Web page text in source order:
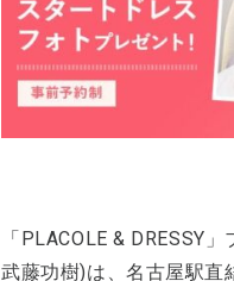
「PLACOLE & DRESSY
武藤功樹)は、名古屋駅直